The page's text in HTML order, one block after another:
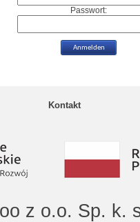
Passwort:
Kontakt
z o.o. Sp. k.